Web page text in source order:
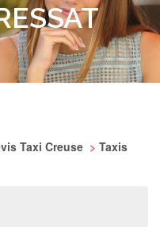
Taxi Creuse > Taxis